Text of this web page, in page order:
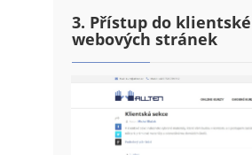
3. Přístup do
webových stránek